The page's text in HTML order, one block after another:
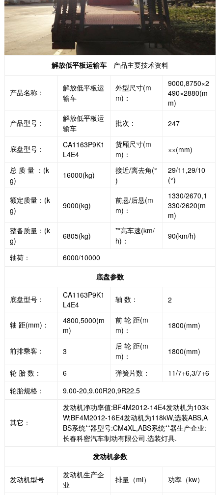
解放低平板运输车产品主要技术资料
产品名称：
解放低平板运
输车
外型尺寸(m
m)：
9000,8750×2
490×2880(m
m)
产品型号：
解放低平板运
输车
批次： 247
底盘型号：
CA1163P9K1
L4E4
货厢尺寸(m
m)：
××(mm)
总 质 量 ：(k
g)
16000(kg)
接近/离去角(°
)
29/11,29/10
(°)
额定质量：(k
g)
9000(kg)
前悬/后悬(m
m)：
1330/2670,1
330/2620(m
m)
整备质量：(k
g)
6805(kg)
**高车速(km/
h)：
90(km/h)
轴荷：
6000/10000
底盘参数
底盘型号：
CA1163P9K1
L4E4
轴 数： 2
轴 距(mm)：
4800,5000(m
m)
前 轮 距(m
m)：
1800(mm)
前排乘客： 3
后 轮 距(m
m)：
1800(mm)
轮 胎 数： 6 弹簧片数：
11/7+6,3/7+6
轮胎规格：
9.00-20,9.00R20,9R22.5
其它：
发动机净功率值:BF4M2012-14E4发动机为103k
W;BF4M2012-16E4发动机为118kW,选装ABS,A
BS系统**器型号:CM4XL,ABS系统**器生产企业:
长春科密汽车制动有限公司.选装灯具.
发动机参数
发动机型号
发动机生产企
业
排量（ml） 功率（kw）